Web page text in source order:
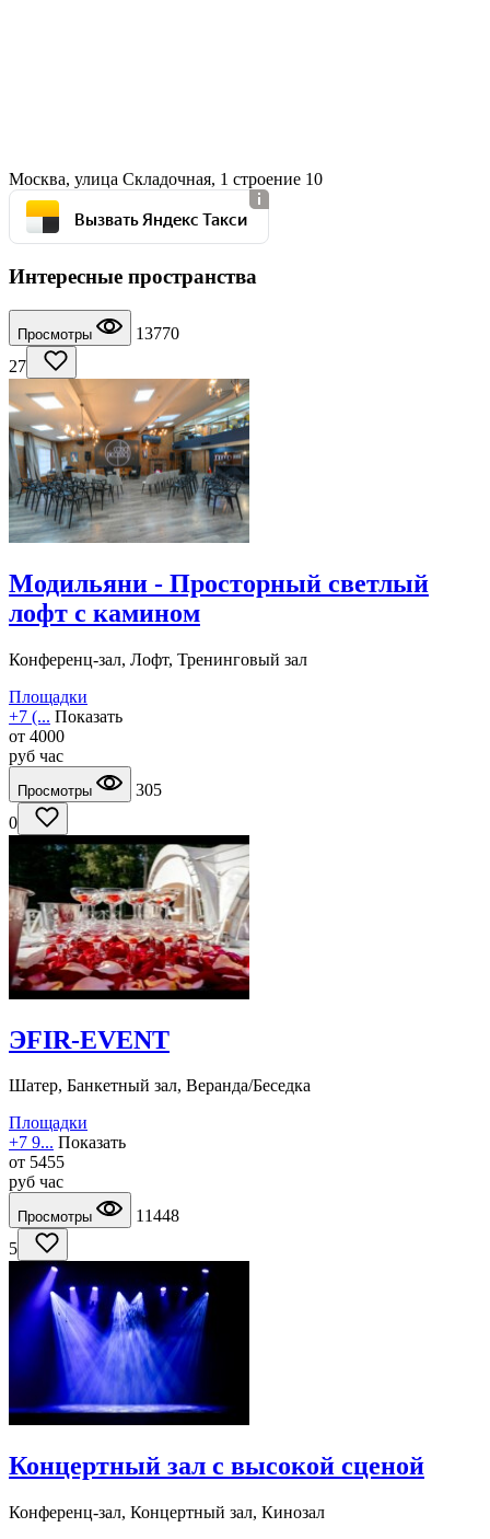
Москва, улица Складочная, 1 строение 10
Вызвать Яндекс Такси
Интересные пространства
Просмотры
13770
27
Модильяни - Просторный светлый
лофт с камином
Конференц-зал, Лофт, Тренинговый зал
Площадки
+7 (... Показать
от 4000
руб час
Просмотры
305
0
ЭFIR-EVENT
Шатер, Банкетный зал, Веранда/Беседка
Площадки
+7 9... Показать
от 5455
руб час
Просмотры
11448
5
Концертный зал с высокой сценой
Конференц-зал, Концертный зал, Кинозал